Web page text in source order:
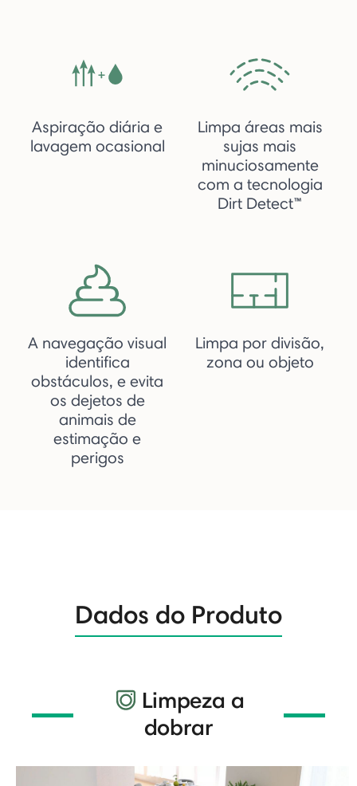
Aspiração diária e
lavagem ocasional
Limpa áreas mais
sujas mais
minuciosamente
com a tecnologia
Dirt Detect™
A navegação visual
identifica
obstáculos, e evita
os dejetos de
animais de
estimação e
perigos
Limpa por divisão,
zona ou objeto
Dados do Produto
Limpeza a
dobrar